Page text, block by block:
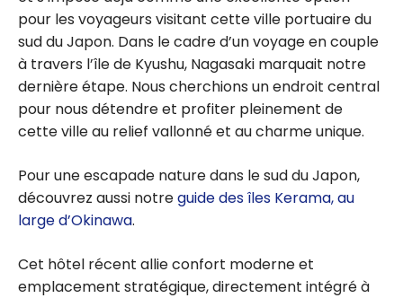
pour les voyageurs visitant cette ville portuaire du
sud du Japon. Dans le cadre d’un voyage en couple
à travers l’île de Kyushu, Nagasaki marquait notre
dernière étape. Nous cherchions un endroit central
pour nous détendre et profiter pleinement de
cette ville au relief vallonné et au charme unique.
Pour une escapade nature dans le sud du Japon,
découvrez aussi notreguide des îles Kerama, au
large d’Okinawa.
Cet hôtel récent allie confort moderne et
emplacement stratégique, directement intégré à